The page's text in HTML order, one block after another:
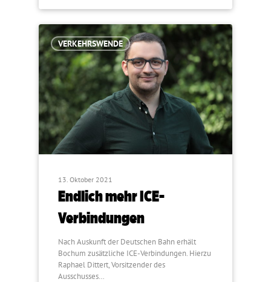
VERKEHRSWENDE
13. Oktober 2021
Endlich mehr ICE-
Verbindungen
Nach Auskunft der Deutschen Bahn erhält
Bochum zusätzliche ICE-Verbindungen. Hierzu
Raphael Dittert, Vorsitzender des
Ausschusses…